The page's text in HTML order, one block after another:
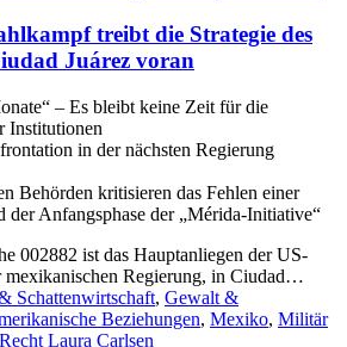
treibt die Strategie des
Juárez voran
– Es bleibt keine Zeit für die
Institutionen
in der nächsten Regierung
Behörden kritisieren das Fehlen einer
der Anfangsphase der „Mérida-Initiative“
002882 ist das Hauptanliegen der US-
mexikanischen Regierung, in Ciudad…
Schattenwirtschaft, Gewalt &
Beziehungen, Mexiko, Militär
Laura Carlsen